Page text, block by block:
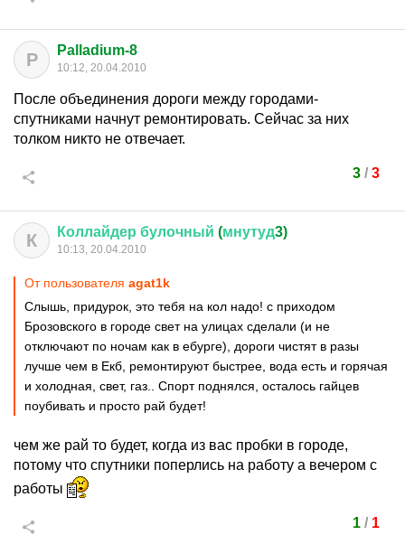
P Palladium-8
10:12, 20.04.2010
После объединения дороги между городами-
спутниками начнут ремонтировать. Сейчас за них
толком никто не отвечает.
3/ 3
К Коллайдер булочный (мнутуд3)
10:13, 20.04.2010
От пользователя agat1k
Слышь, придурок, это тебя на кол надо! с приходом
Брозовского в городе свет на улицах сделали (и не
отключают по ночам как в ебурге), дороги чистят в разы
лучше чем в Екб, ремонтируют быстрее, вода есть и горячая
и холодная, свет, газ.. Спорт поднялся, осталось гайцев
поубивать и просто рай будет!
чем же рай то будет, когда из вас пробки в городе,
потому что спутники поперлись на работу а вечером с
работы
1/ 1